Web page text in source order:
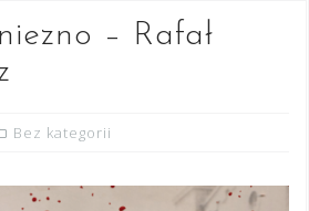
– Rafał
Bez kategorii